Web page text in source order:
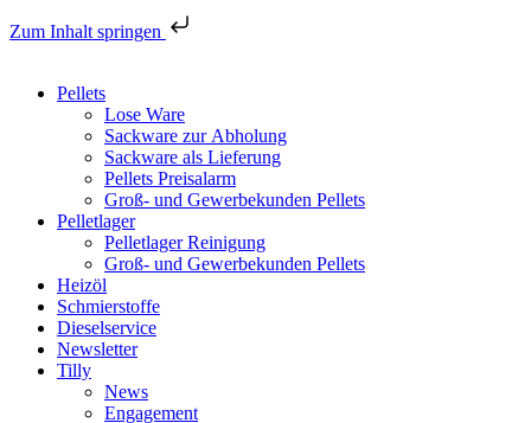
Zum Inhalt springen
Pellets
Lose Ware
Sackware zur Abholung
Sackware als Lieferung
Pellets Preisalarm
Groß- und Gewerbekunden Pellets
Pelletlager
Pelletlager Reinigung
Groß- und Gewerbekunden Pellets
Heizöl
Schmierstoffe
Dieselservice
Newsletter
Tilly
News
Engagement